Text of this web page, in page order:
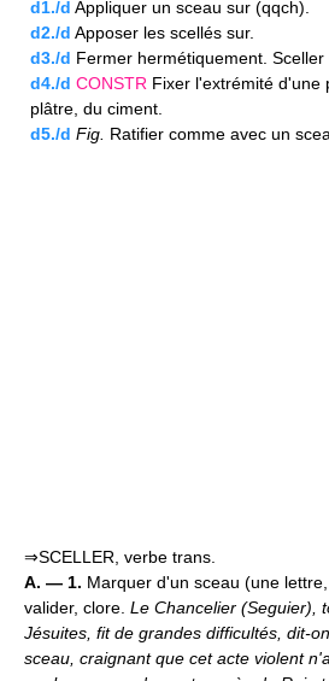
d1./d Appliquer un sceau sur (qqch).
d2./d Apposer les scellés sur.
d3./d Fermer hermétiquement. Sceller
d4./d CONSTR Fixer l'extrémité d'une
plâtre, du ciment.
d5./d Fig. Ratifier comme avec un
⇒SCELLER, verbe trans.
A. — 1. Marquer d'un sceau (une
valider, clore. Le Chancelier (Seguier),
Jésuites, fit de grandes difficultés, dit-
sceau, craignant que cet acte violent